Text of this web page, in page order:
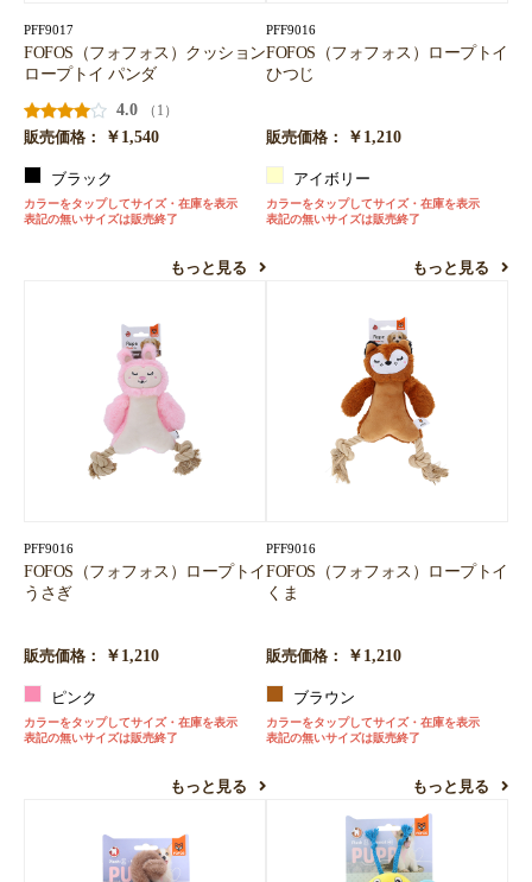
PFF9017
FOFOS（フォフォス）クッション
ロープトイ パンダ
4.0
（1）
販売価格：
￥1,540
ブラック
カラーをタップしてサイズ・在庫を表示
表記の無いサイズは販売終了
もっと見る
PFF9016
FOFOS（フォフォス）ロープトイ
ひつじ
販売価格： ￥1,210
アイボリー
カラーをタップしてサイズ・在庫を表示
表記の無いサイズは販売終了
もっと見る
PFF9016
FOFOS（フォフォス）ロープトイ
うさぎ
販売価格： ￥1,210
ピンク
カラーをタップしてサイズ・在庫を表示
表記の無いサイズは販売終了
もっと見る
PFF9016
FOFOS（フォフォス）ロープトイ
くま
販売価格： ￥1,210
ブラウン
カラーをタップしてサイズ・在庫を表示
表記の無いサイズは販売終了
もっと見る